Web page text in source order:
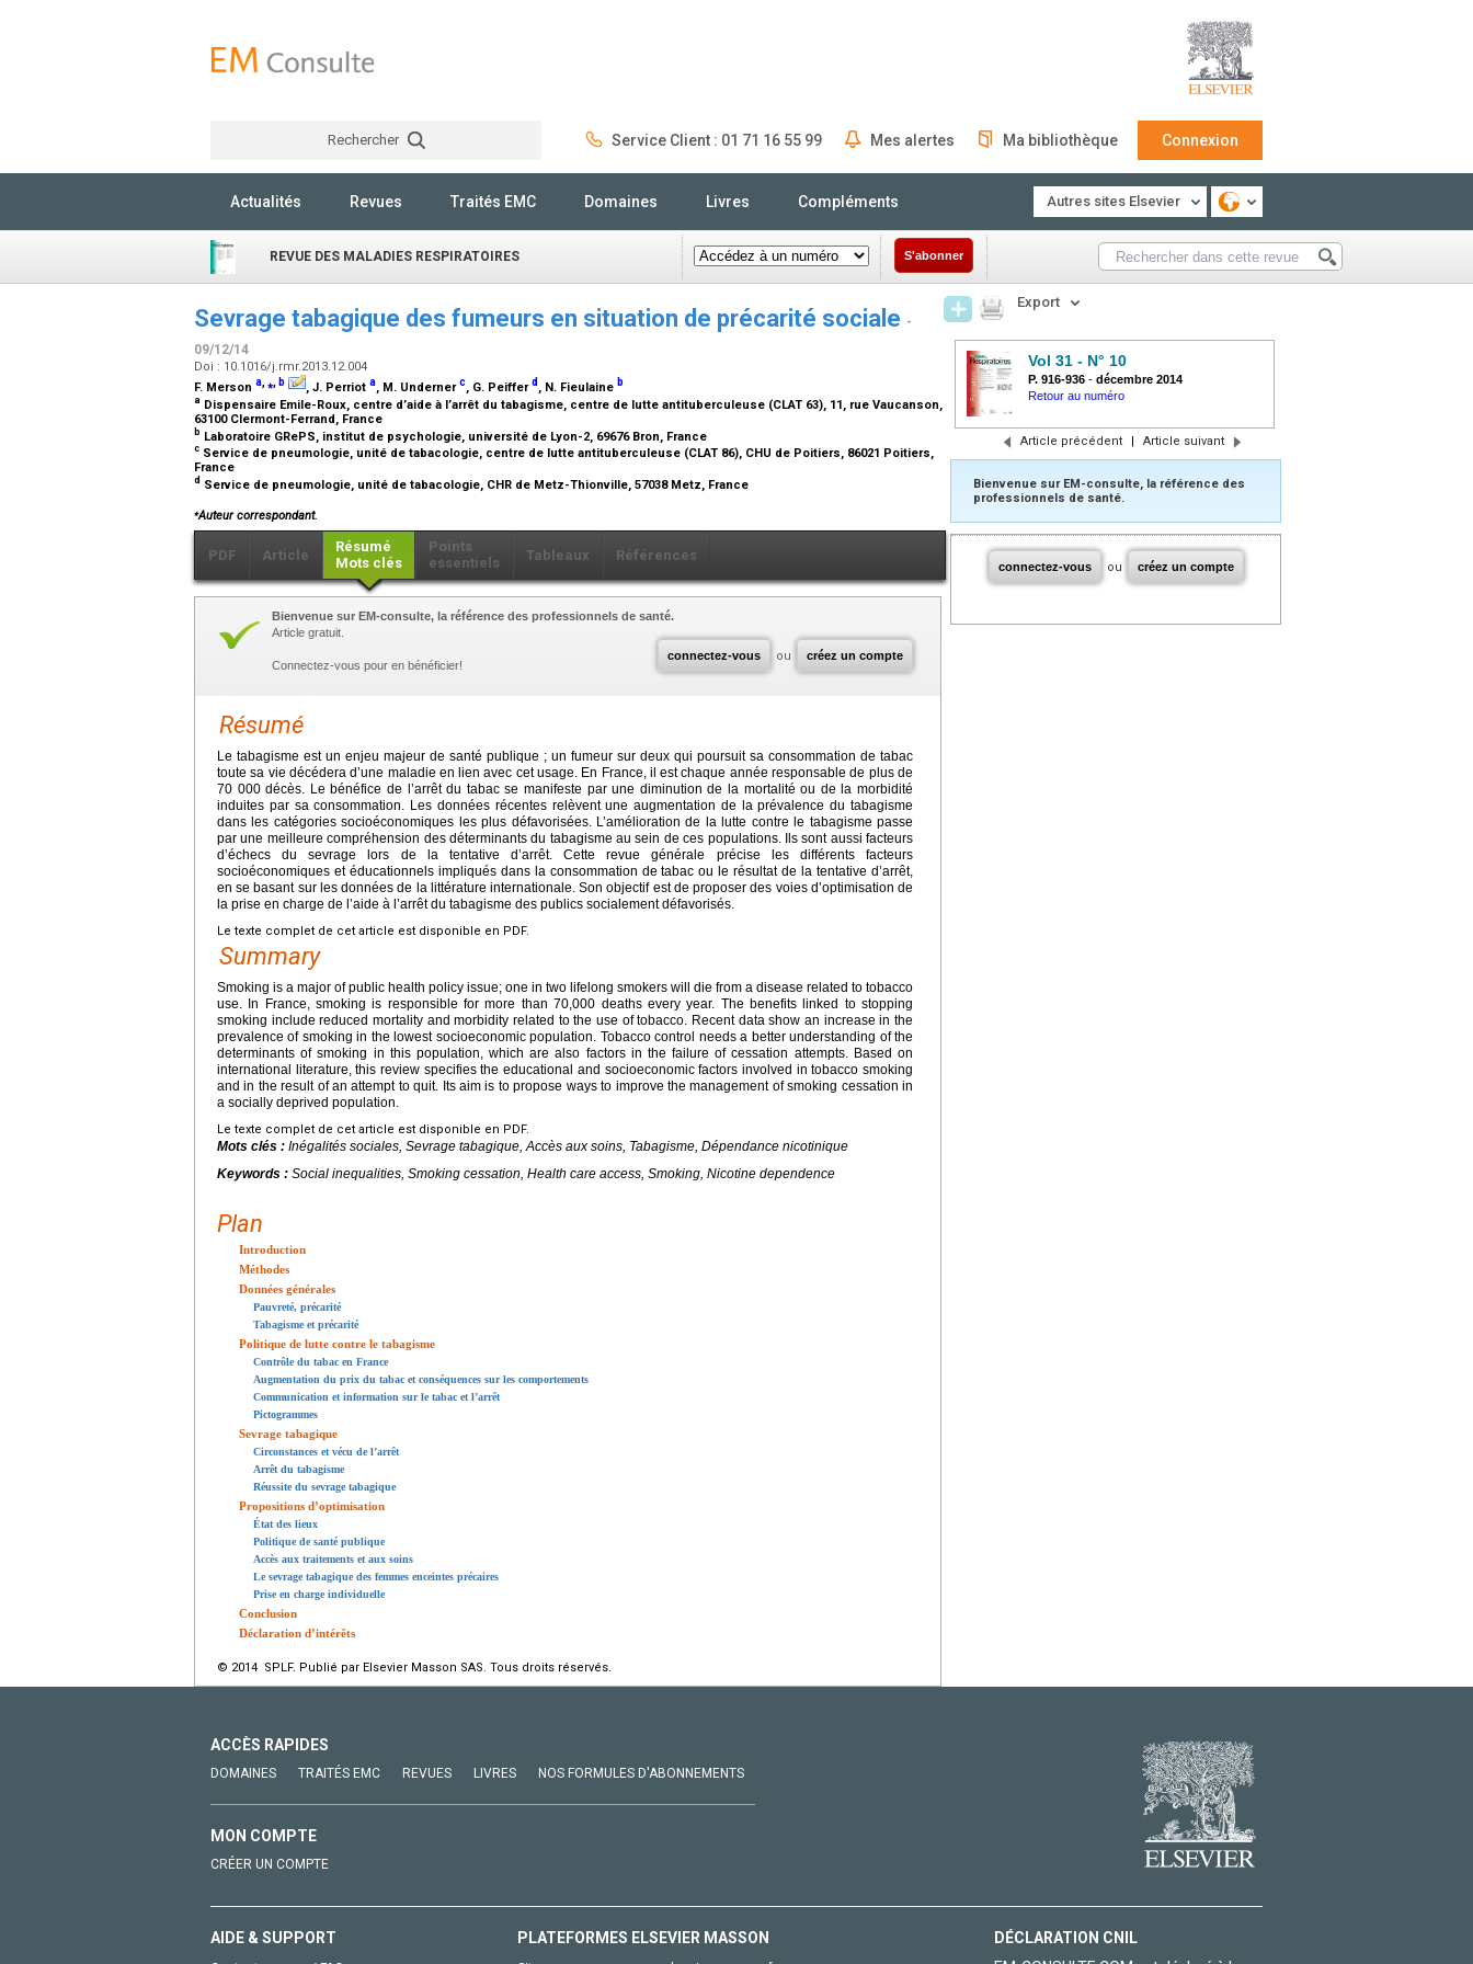
Rechercher Service Client : 01 71 16 55 99 Mes alertes Ma bibliothèque Connexion
Actualités Revues Traités EMC Domaines Livres Compléments Autres sites Elsevier
REVUE DES MALADIES RESPIRATOIRES S'abonner
Sevrage tabagique des fumeurs en situation de précarité sociale -
09/12/14
Doi : 10.1016/j.rmr.2013.12.004
F. Merson a,⁎, b , J. Perriot a, M. Undernerc, G. Peifferd , N. Fieulaine b
a Dispensaire Emile-Roux, centre d’aide à l’arrêt du tabagisme, centre de lutte antituberculeuse (CLAT 63), 11, rue Vaucanson,
63100 Clermont-Ferrand, France
b Laboratoire GRePS, institut de psychologie, université de Lyon-2, 69676 Bron, France
c Service de pneumologie, unité de tabacologie, centre de lutte antituberculeuse (CLAT 86), CHU de Poitiers, 86021 Poitiers,
France
d Service de pneumologie, unité de tabacologie, CHR de Metz-Thionville, 57038 Metz, France
⁎Auteur correspondant.
PDF Article
Résumé
Mots clés
Points
essentiels
Tableaux Références
connectez-vous ou créez un compte
Bienvenue sur EM-consulte, la référence des professionnels de santé.
Article gratuit.
Connectez-vous pour en bénéficier!
Résumé
Le tabagisme est un enjeu majeur de santé publique ; un fumeur sur deux qui poursuit sa consommation de tabac
toute sa vie décédera d’une maladie en lien avec cet usage. En France, il est chaque année responsable de plus de
70 000 décès. Le bénéfice de l’arrêt du tabac se manifeste par une diminution de la mortalité ou de la morbidité
induites par sa consommation. Les données récentes relèvent une augmentation de la prévalence du tabagisme
dans les catégories socioéconomiques les plus défavorisées. L’amélioration de la lutte contre le tabagisme passe
par une meilleure compréhension des déterminants du tabagisme au sein de ces populations. Ils sont aussi facteurs
d’échecs du sevrage lors de la tentative d’arrêt. Cette revue générale précise les différents facteurs
socioéconomiques et éducationnels impliqués dans la consommation de tabac ou le résultat de la tentative d’arrêt,
en se basant sur les données de la littérature internationale. Son objectif est de proposer des voies d’optimisation de
la prise en charge de l’aide à l’arrêt du tabagisme des publics socialement défavorisés.
Le texte complet de cet article est disponible en PDF.
Summary
Smoking is a major of public health policy issue; one in two lifelong smokers will die from a disease related to tobacco
use. In France, smoking is responsible for more than 70,000 deaths every year. The benefits linked to stopping
smoking include reduced mortality and morbidity related to the use of tobacco. Recent data show an increase in the
prevalence of smoking in the lowest socioeconomic population. Tobacco control needs a better understanding of the
determinants of smoking in this population, which are also factors in the failure of cessation attempts. Based on
international literature, this review specifies the educational and socioeconomic factors involved in tobacco smoking
and in the result of an attempt to quit. Its aim is to propose ways to improve the management of smoking cessation in
a socially deprived population.
Le texte complet de cet article est disponible en PDF.
Mots clés : Inégalités sociales, Sevrage tabagique, Accès aux soins, Tabagisme, Dépendance nicotinique
Keywords : Social inequalities, Smoking cessation, Health care access, Smoking, Nicotine dependence
Plan
Introduction
Méthodes
Données générales
Pauvreté, précarité
Tabagisme et précarité
Politique de lutte contre le tabagisme
Contrôle du tabac en France
Augmentation du prix du tabac et conséquences sur les comportements
Communication et information sur le tabac et l’arrêt
Pictogrammes
Sevrage tabagique
Circonstances et vécu de l’arrêt
Arrêt du tabagisme
Réussite du sevrage tabagique
Propositions d’optimisation
État des lieux
Politique de santé publique
Accès aux traitements et aux soins
Le sevrage tabagique des femmes enceintes précaires
Prise en charge individuelle
Conclusion
Déclaration d’intérêts
© 2014 SPLF. Publié par Elsevier Masson SAS. Tous droits réservés.
Export
Vol 31 - N° 10
P. 916-936 - décembre 2014
Retour au numéro
Article précédent | Article suivant
Bienvenue sur EM-consulte, la référence des
professionnels de santé.
connectez-vous ou créez un compte
ACCÈS RAPIDES
DOMAINES TRAITÉS EMC REVUES LIVRES NOS FORMULES D'ABONNEMENTS
MON COMPTE
CRÉER UN COMPTE
AIDE & SUPPORT PLATEFORMES ELSEVIER MASSON
DÉCLARATION CNIL